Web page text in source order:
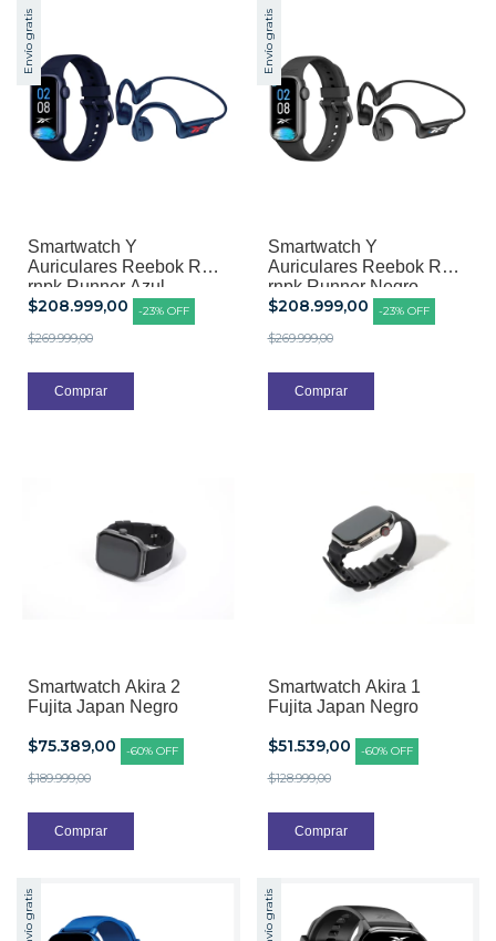
Envío gratis
Smartwatch Y
Auriculares Reebok Rbk-
rnpk Runner Azul
$208.999,00 -23% OFF
$269.999,00
Envío gratis
Smartwatch Y
Auriculares Reebok Rbk-
rnpk Runner Negro
$208.999,00 -23% OFF
$269.999,00
Smartwatch Akira 2
Fujita Japan Negro
$75.389,00 -60% OFF
$189.999,00
Smartwatch Akira 1
Fujita Japan Negro
$51.539,00 -60% OFF
$128.999,00
Envío gratis Envío gratis